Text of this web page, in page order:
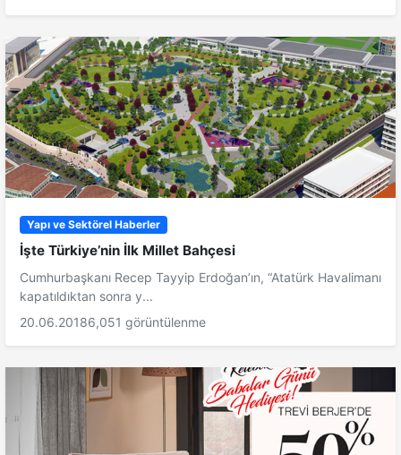
Yapı ve Sektörel Haberler
İşte Türkiye’nin İlk Millet Bahçesi
Cumhurbaşkanı Recep Tayyip Erdoğan’ın, “Atatürk Havalimanı
kapatıldıktan sonra y...
20.06.20186,051 görüntülenme